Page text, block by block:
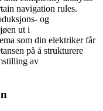
navigation rules.
og
ut i
som din elektriker får
på å strukturere
av